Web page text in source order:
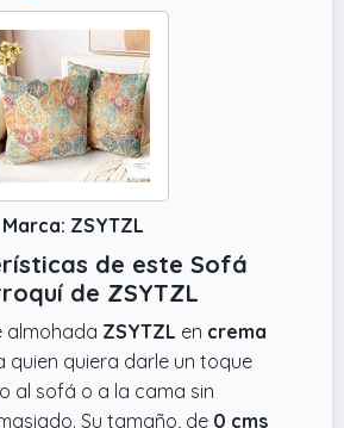
Marca: ZSYTZL
de este Sofá
de ZSYTZL
almohada ZSYTZL en crema
quien quiera darle un toque
al sofá o a la cama sin
Su tamaño, de 0 cms